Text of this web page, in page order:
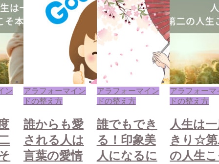
ン
アラフォーマイン
ドの整え方
誰からも愛
される人は
言葉の愛情
アラフォーマイン
ドの整え方
誰でもでき
る！印象美
人になるに
アラフォーマ
ドの整え方
人生は
きり☆第
の人生